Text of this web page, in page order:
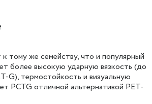
тому же семейству, что и популярный
более высокую ударную вязкость (до
G), термостойкость и визуальную
PCTG отличной альтернативой PET-